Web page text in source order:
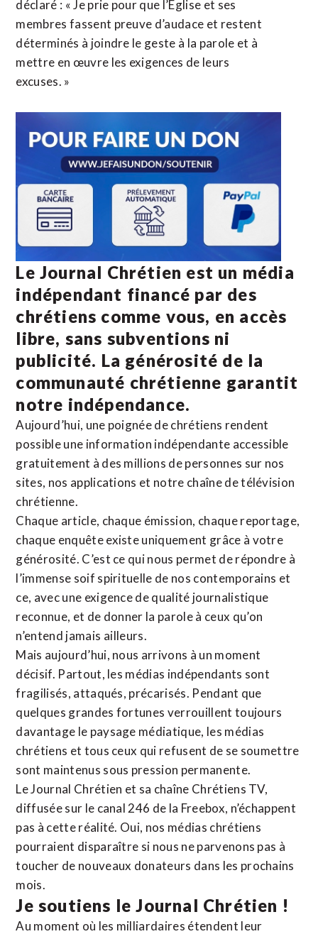
déclaré : « Je prie pour que l’Église et ses
membres fassent preuve d’audace et restent
déterminés à joindre le geste à la parole et à
mettre en œuvre les exigences de leurs
excuses. »
Le Journal Chrétien est un média
indépendant financé par des
chrétiens comme vous, en accès
libre, sans subventions ni
publicité. La générosité de la
communauté chrétienne garantit
notre indépendance.
Aujourd’hui, une poignée de chrétiens rendent
possible une information indépendante accessible
gratuitement à des millions de personnes sur nos
sites, nos applications et notre chaîne de télévision
chrétienne.
Chaque article, chaque émission, chaque reportage,
chaque enquête existe uniquement grâce à votre
générosité. C’est ce qui nous permet de répondre à
l’immense soif spirituelle de nos contemporains et
ce, avec une exigence de qualité journalistique
reconnue, et de donner la parole à ceux qu’on
n’entend jamais ailleurs.
Mais aujourd’hui, nous arrivons à un moment
décisif. Partout, les médias indépendants sont
fragilisés, attaqués, précarisés. Pendant que
quelques grandes fortunes verrouillent toujours
davantage le paysage médiatique, les médias
chrétiens et tous ceux qui refusent de se soumettre
sont maintenus sous pression permanente.
Le Journal Chrétien et sa chaîne Chrétiens TV,
diffusée sur le canal 246 de la Freebox, n’échappent
pas à cette réalité. Oui, nos médias chrétiens
pourraient disparaître si nous ne parvenons pas à
toucher de nouveaux donateurs dans les prochains
mois.
Je soutiens le Journal Chrétien !
Au moment où les milliardaires étendent leur